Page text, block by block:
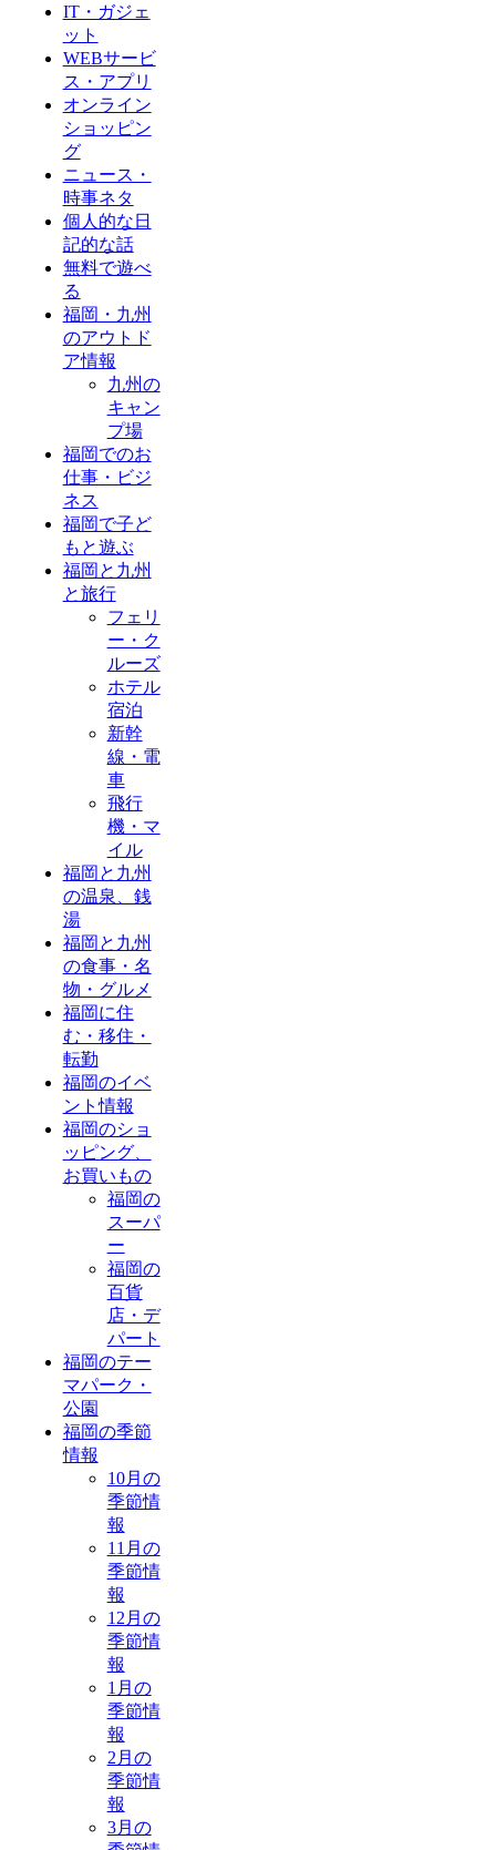
IT・ガジェ
ット
WEBサービ
ス・アプリ
オンライン
ショッピン
グ
ニュース・
時事ネタ
個人的な日
記的な話
無料で遊べ
る
福岡・九州
のアウトド
ア情報
九州の
キャン
プ場
福岡でのお
仕事・ビジ
ネス
福岡で子ど
もと遊ぶ
福岡と九州
と旅行
フェリ
ー・ク
ルーズ
ホテル
宿泊
新幹
線・電
車
飛行
機・マ
イル
福岡と九州
の温泉、銭
湯
福岡と九州
の食事・名
物・グルメ
福岡に住
む・移住・
転勤
福岡のイベ
ント情報
福岡のショ
ッピング、
お買いもの
福岡の
スーパ
ー
福岡の
百貨
店・デ
パート
福岡のテー
マパーク・
公園
福岡の季節
情報
10月の
季節情
報
11月の
季節情
報
12月の
季節情
報
1月の
季節情
報
2月の
季節情
報
3月の